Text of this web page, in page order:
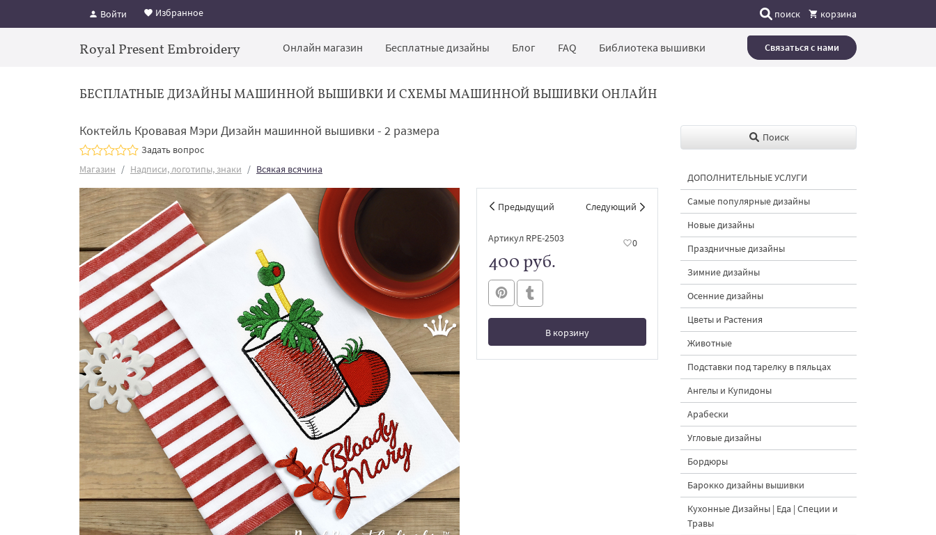
Войти Избранное поиск корзина
Royal Present Embroidery Онлайн магазин Бесплатные дизайны Блог FAQ Библиотека вышивки Связаться с нами
БЕСПЛАТНЫЕ ДИЗАЙНЫ МАШИННОЙ ВЫШИВКИ И СХЕМЫ МАШИННОЙ ВЫШИВКИ ОНЛАЙН
Коктейль Кровавая Мэри Дизайн машинной вышивки - 2 размера
Задать вопрос
Магазин
Надписи, логотипы, знаки Всякая всячина
Предыдущий Следующий
Артикул RPE-2503 0
400 руб.
В корзину
В корзине
Поиск
ДОПОЛНИТЕЛЬНЫЕ УСЛУГИ
Самые популярные дизайны
Новые дизайны
Праздничные дизайны
Зимние дизайны
Осенние дизайны
Цветы и Растения
Животные
Подставки под тарелку в пяльцах
Ангелы и Купидоны
Арабески
Угловые дизайны
Бордюры
Барокко дизайны вышивки
Кухонные Дизайны | Еда | Специи и
Травы